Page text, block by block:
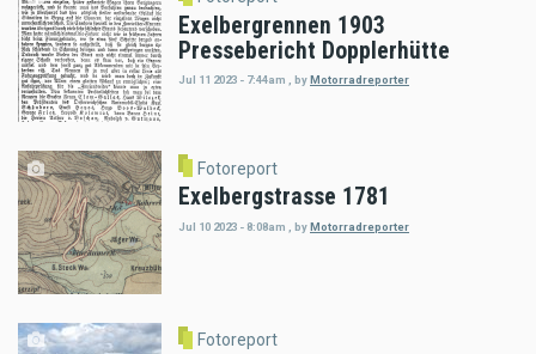
Exelbergrennen 1903
Pressebericht Dopplerhütte
Jul 11 2023 - 7:44am byMotorradreporter
Fotoreport
Exelbergstrasse 1781
Jul 10 2023 - 8:08am byMotorradreporter
Fotoreport